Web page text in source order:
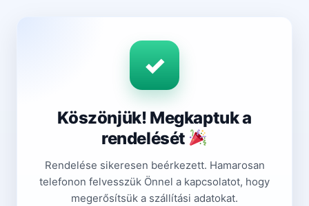
Köszönjük! Megkaptuk a
rendelését
Rendelése sikeresen beérkezett. Hamarosan
telefonon felvesszük Önnel a kapcsolatot, hogy
megerősítsük a szállítási adatokat.